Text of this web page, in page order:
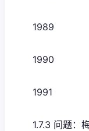
1989
1990
1991
1.7.3 问题：